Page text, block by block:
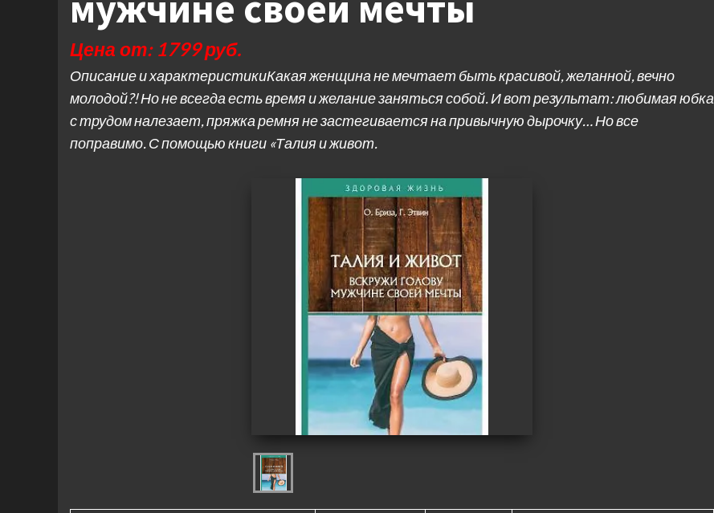
Цена от: 1799 руб.
Описание и характеристикиКакая женщина не мечтает быть красивой, желанной, вечно
молодой?! Но не всегда есть время и желание заняться собой. И вот результат: любимая юбка
с трудом налезает, пряжка ремня не застегивается на привычную дырочку… Но все
поправимо. С помощью книги «Талия и живот.